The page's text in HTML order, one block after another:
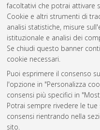
facoltativi che potrai attivare
Cookie e altri strumenti di
analisi statistiche, misure
istituzionale e analisi dei
Se chiudi questo banner
cookie necessari.
Puoi esprimere il consenso
l'opzione in "Personalizza
consensi più specifici in
Potrai sempre rivedere le
consensi rientrando nella
sito.
Gestione
Atom
Rss 1.0
Rss 2.0